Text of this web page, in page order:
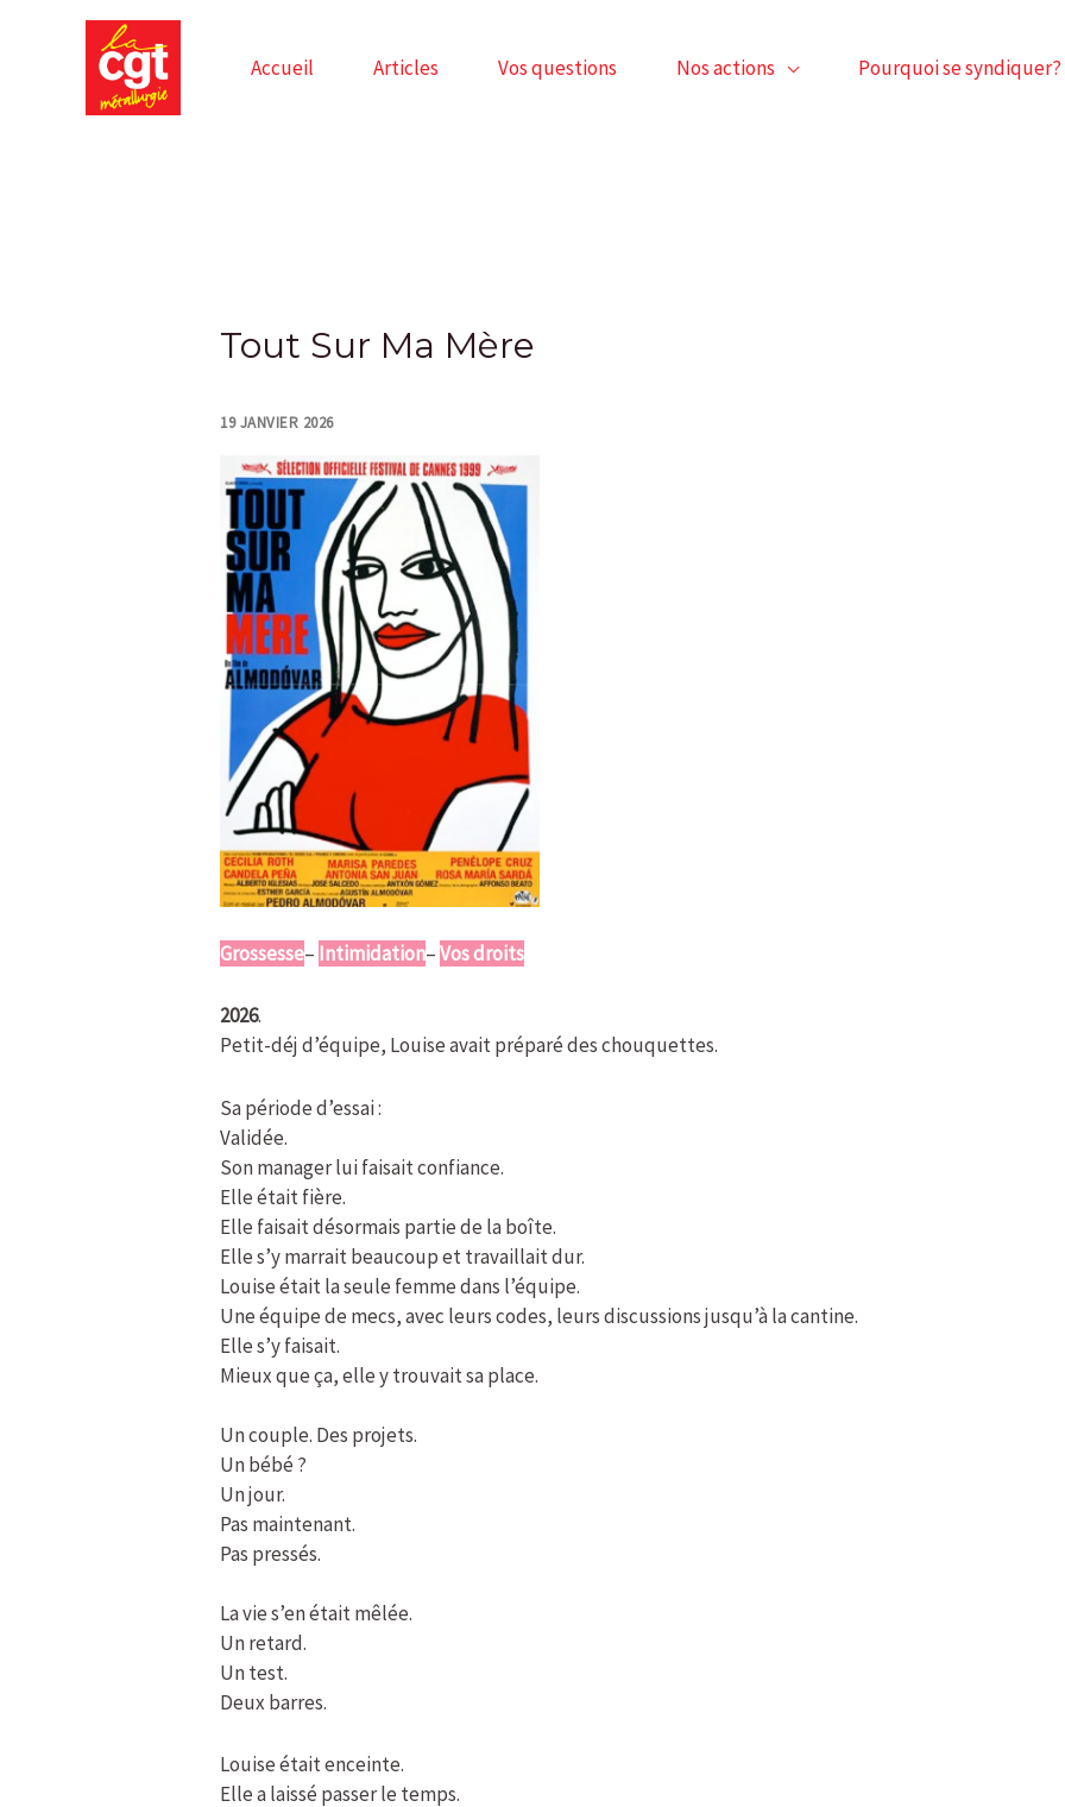
Accueil Articles Vos questions Nos actions Pourquoi se syndiquer?
Tout Sur Ma Mère
19 JANVIER 2026
Grossesse– Intimidation–Vos droits
2026.
Petit-déj d’équipe, Louise avait préparé des chouquettes.
Sa période d’essai :
Validée.
Son manager lui faisait confiance.
Elle était fière.
Elle faisait désormais partie de la boîte.
Elle s’y marrait beaucoup et travaillait dur.
Louise était la seule femme dans l’équipe.
Une équipe de mecs, avec leurs codes, leurs discussions jusqu’à la cantine.
Elle s’y faisait.
Mieux que ça, elle y trouvait sa place.
Un couple. Des projets.
Un bébé ?
Un jour.
Pas maintenant.
Pas pressés.
La vie s’en était mêlée.
Un retard.
Un test.
Deux barres.
Louise était enceinte.
Elle a laissé passer le temps.